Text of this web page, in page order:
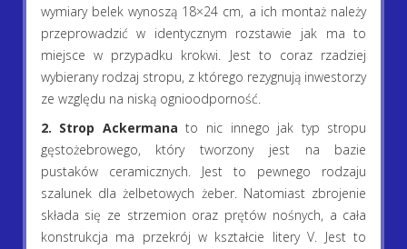
wymiary belek wynoszą 18×24 cm, a ich montaż należy
przeprowadzić w identycznym rozstawie jak ma to
miejsce w przypadku krokwi. Jest to coraz rzadziej
wybierany rodzaj stropu, z którego rezygnują inwestorzy
ze względu na niską ognioodporność.
2. Strop Ackermana to nic innego jak typ stropu
gęstożebrowego, który tworzony jest na bazie
pustaków ceramicznych. Jest to pewnego rodzaju
szalunek dla żelbetowych żeber. Natomiast zbrojenie
składa się ze strzemion oraz prętów nośnych, a cała
konstrukcja ma przekrój w kształcie litery V. Jest to